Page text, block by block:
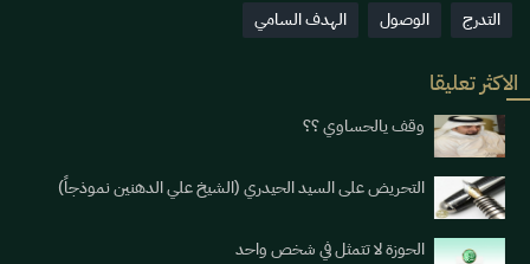
التدرج
الوصول الهدف السامي
الاكثر تعليقا
وقف يالحساوي ؟؟
التحريض على السيد الحيدري (الشيخ علي الدهنين نموذجاً)
الحوزة لا تتمثل في شخص واحد